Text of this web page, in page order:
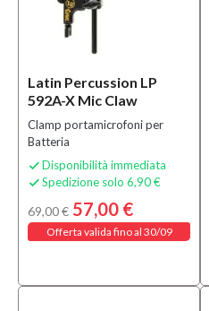
Categoria
Hardware
(6)
Bacchette
per
Percussioni
Percussioni
(29)
TUTTI
Latin Percussion LP
592A-X Mic Claw
Clamp portamicrofoni per
Batteria
 Disponibilità immediata
 Spedizione solo 6,90 €
69,00 € 57,00 €
Offerta valida fino al 30/09